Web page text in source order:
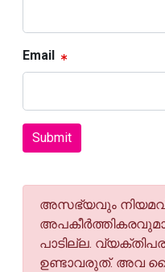
Email
Submit
അസഭ്യവും
പാടില്ല.
ഉണ്ടാവരുത്. അവ